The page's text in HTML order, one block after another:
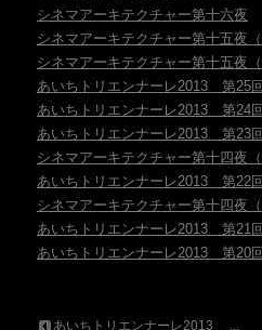
シネマアーキテクチャー第十六夜
シネマアーキテクチャー第十五夜
シネマアーキテクチャー第十五夜
あいちトリエンナーレ2013 第25
あいちトリエンナーレ2013 第24
あいちトリエンナーレ2013 第23
シネマアーキテクチャー第十四夜
あいちトリエンナーレ2013 第22
シネマアーキテクチャー第十四夜
あいちトリエンナーレ2013 第21
あいちトリエンナーレ2013 第20
あいちトリエンナーレ2013 ...